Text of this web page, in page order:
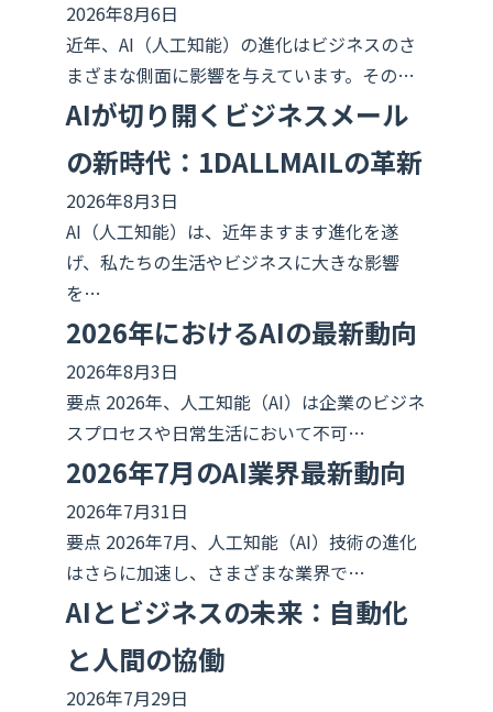
2026年8月6日
近年、AI（人工知能）の進化はビジネスのさ
まざまな側面に影響を与えています。その…
AIが切り開くビジネスメール
の新時代：1DALLMAILの革新
2026年8月3日
AI（人工知能）は、近年ますます進化を遂
げ、私たちの生活やビジネスに大きな影響
を…
2026年におけるAIの最新動向
2026年8月3日
要点 2026年、人工知能（AI）は企業のビジネ
スプロセスや日常生活において不可…
2026年7月のAI業界最新動向
2026年7月31日
要点 2026年7月、人工知能（AI）技術の進化
はさらに加速し、さまざまな業界で…
AIとビジネスの未来：自動化
と人間の協働
2026年7月29日